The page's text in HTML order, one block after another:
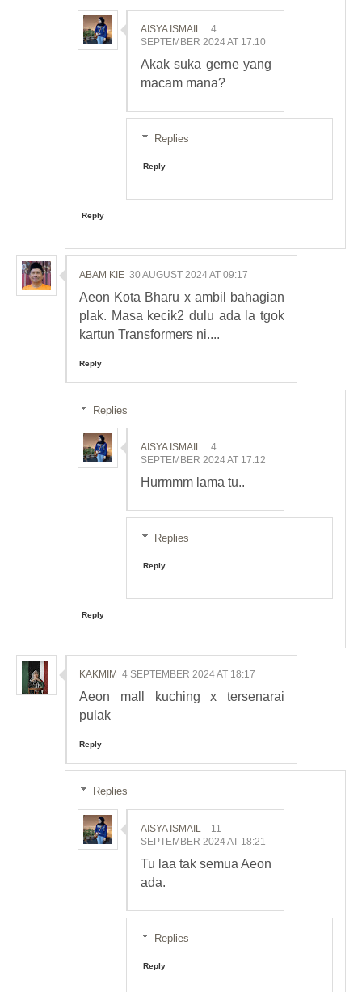
AISYA ISMAIL
4
SEPTEMBER 2024 AT 17:10
Akak suka gerne yang
macam mana?
Replies
Reply
Reply
ABAM KIE 30 AUGUST 2024 AT 09:17
Aeon Kota Bharu x ambil bahagian
plak. Masa kecik2 dulu ada la tgok
kartun Transformers ni....
Reply
Replies
AISYA ISMAIL
4
SEPTEMBER 2024 AT 17:12
Hurmmm lama tu..
Replies
Reply
Reply
KAKMIM 4 SEPTEMBER 2024 AT 18:17
Aeon mall kuching x tersenarai
pulak
Reply
Replies
AISYA ISMAIL
11
SEPTEMBER 2024 AT 18:21
Tu laa tak semua Aeon
ada.
Replies
Reply